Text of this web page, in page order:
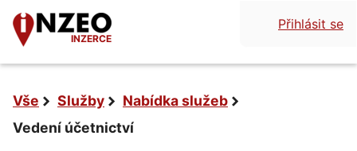
INZERCE
Přihlásit se
Vše Služby
Nabídka služeb
Vedení účetnictví